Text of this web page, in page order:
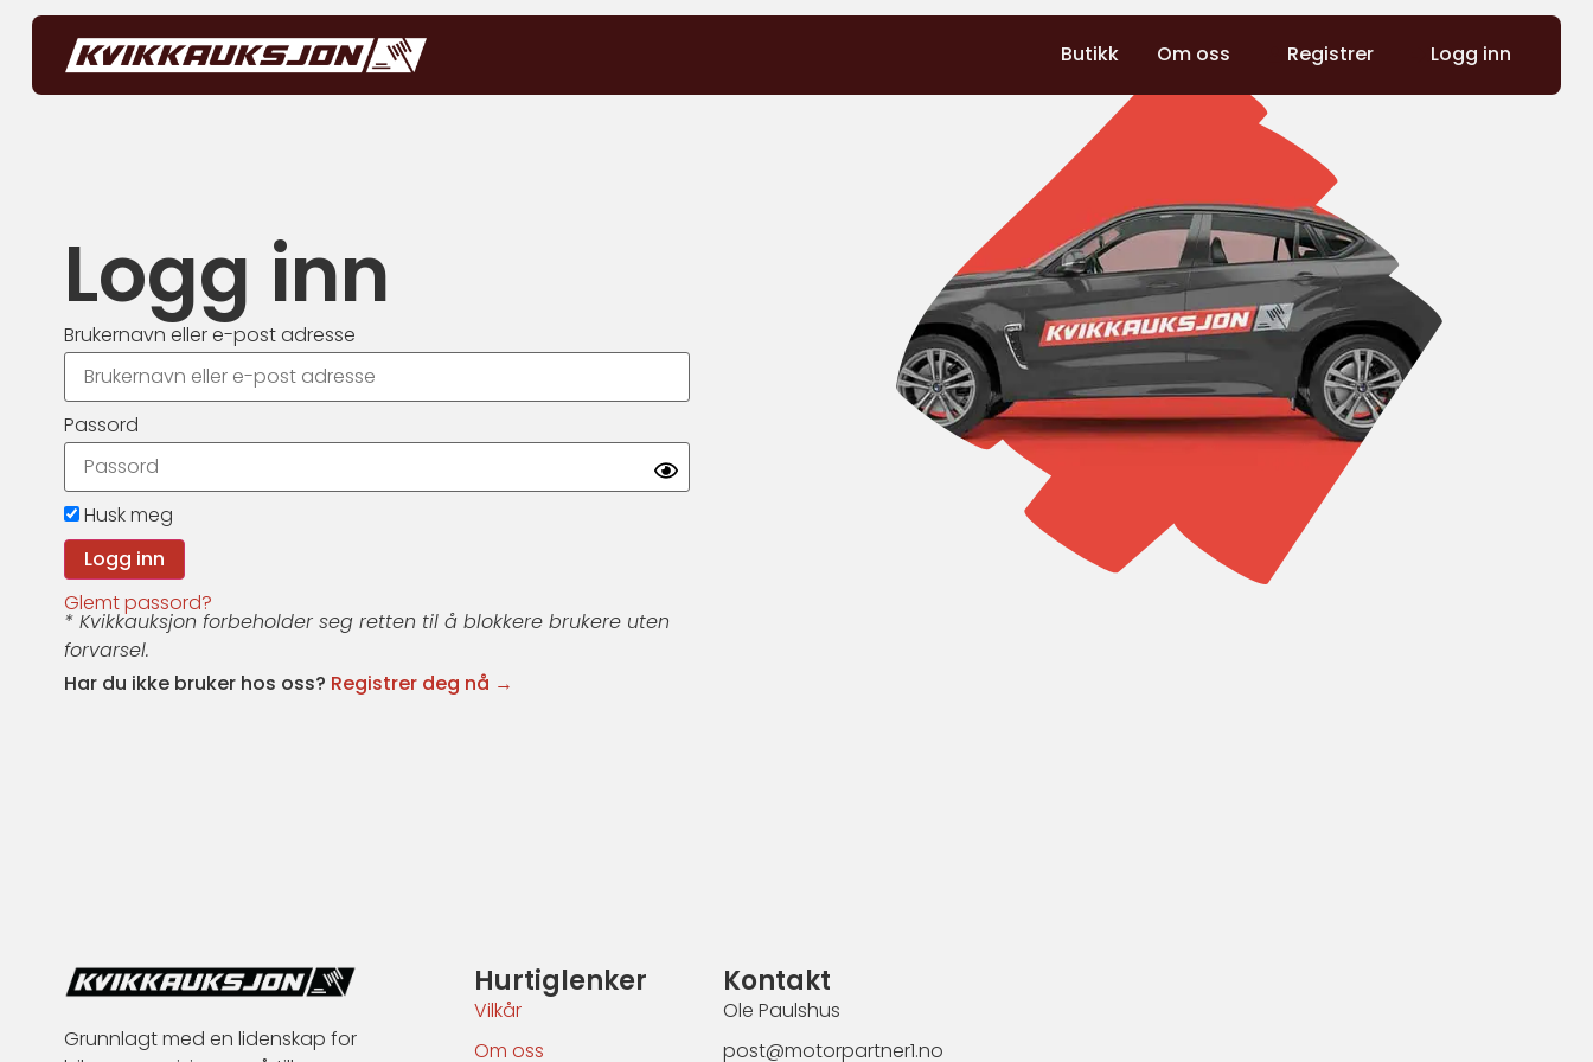
Butikk Om oss Registrer Logg inn
Logg inn
Brukernavn eller e-post adresse
Passord
Husk meg
Glemt passord?
* Kvikkauksjon forbeholder seg retten til å blokkere brukere uten
forvarsel.
Har du ikke bruker hos oss? Registrer deg nå →
Grunnlagt med en lidenskap for
Hurtiglenker
Vilkår
Om oss
Kontakt
Ole Paulshus
post@motorpartner1.no